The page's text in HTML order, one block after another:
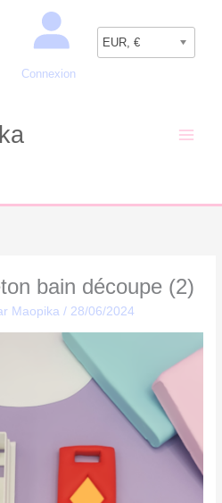
Connexion
EUR, €
bain découpe (2)
Maopika/ 28/06/2024
Recherche